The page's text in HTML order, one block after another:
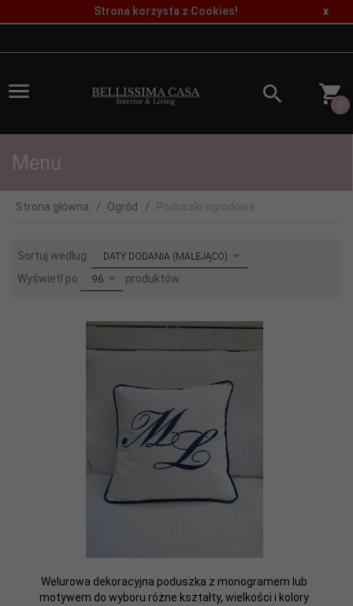
Strona korzysta z Cookies! x
0
Menu
Strona główna Ogród Poduszki ogrodowe
Sortuj według: sortDATY DODANIA (MALEJĄCO)
Wyświetl po pop96 produktów
Welurowa dekoracyjna poduszka z monogramem lub
motywem do wyboru różne kształty, wielkości i kolory